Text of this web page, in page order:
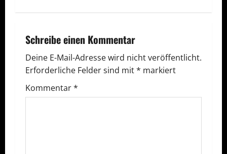
r
a
g
s
Schreibe einen Kommentar
Deine E-Mail-Adresse wird nicht veröffentlicht.
Erforderliche Felder sind mit* markiert
Kommentar*